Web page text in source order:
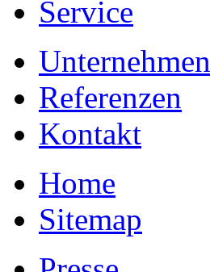
Service
Unternehmen
Referenzen
Kontakt
Home
Sitemap